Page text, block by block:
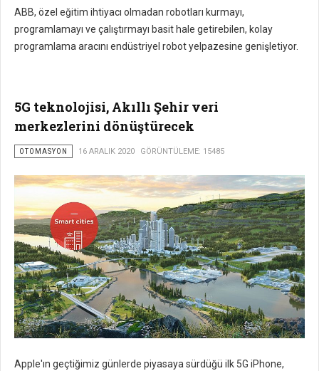
ABB, özel eğitim ihtiyacı olmadan robotları kurmayı,
programlamayı ve çalıştırmayı basit hale getirebilen, kolay
programlama aracını endüstriyel robot yelpazesine genişletiyor.
5G teknolojisi, Akıllı Şehir veri
merkezlerini dönüştürecek
OTOMASYON 16 ARALIK 2020 GÖRÜNTÜLEME: 15485
Apple'ın geçtiğimiz günlerde piyasaya sürdüğü ilk 5G iPhone,